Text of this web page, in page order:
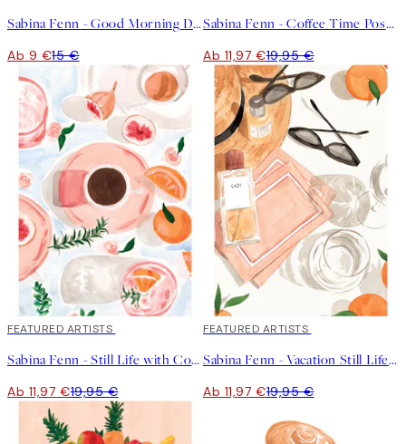
Sabina Fenn - Good Morning Dive Poster
Ab 9 €15 €
Sabina Fenn - Coffee Time Poster
Ab 11,97 €19,95 €
40%*
FEATURED ARTISTS
Sabina Fenn - Still Life with Coffee Poster
Ab 11,97 €19,95 €
40%*
FEATURED ARTISTS
Sabina Fenn - Vacation Still Life Poster
Ab 11,97 €19,95 €